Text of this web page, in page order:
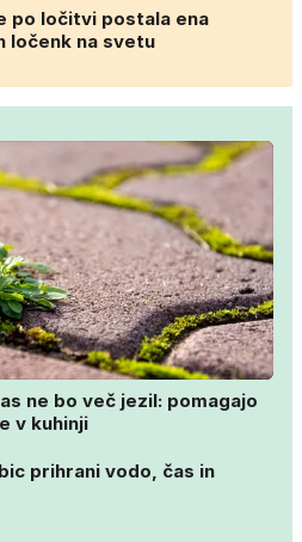
po ločitvi postala ena
ločenk na svetu
ne bo več jezil: pomagajo
v kuhinji
prihrani vodo, čas in